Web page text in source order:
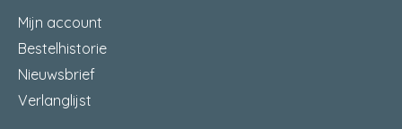
Mijn account
Bestelhistorie
Nieuwsbrief
Verlanglijst